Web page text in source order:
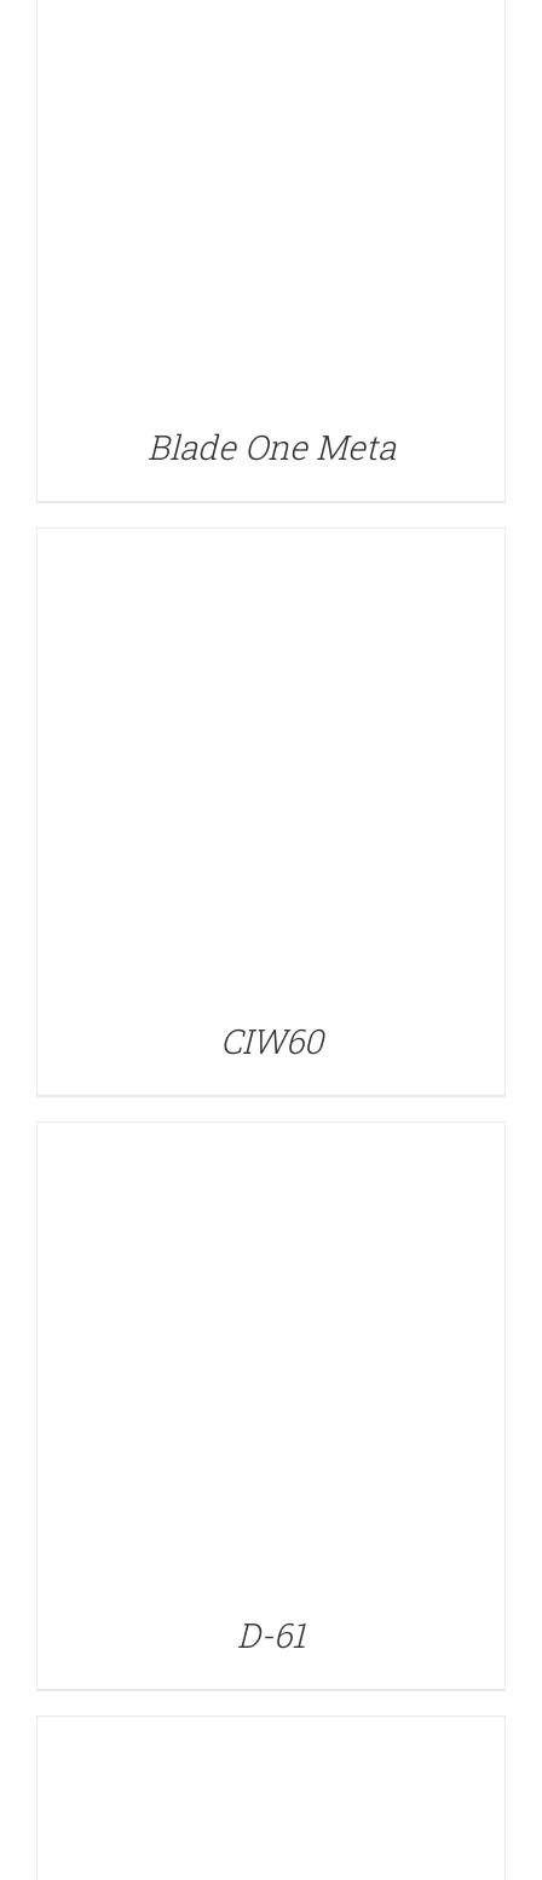
Blade One Meta
CIW60
D-61